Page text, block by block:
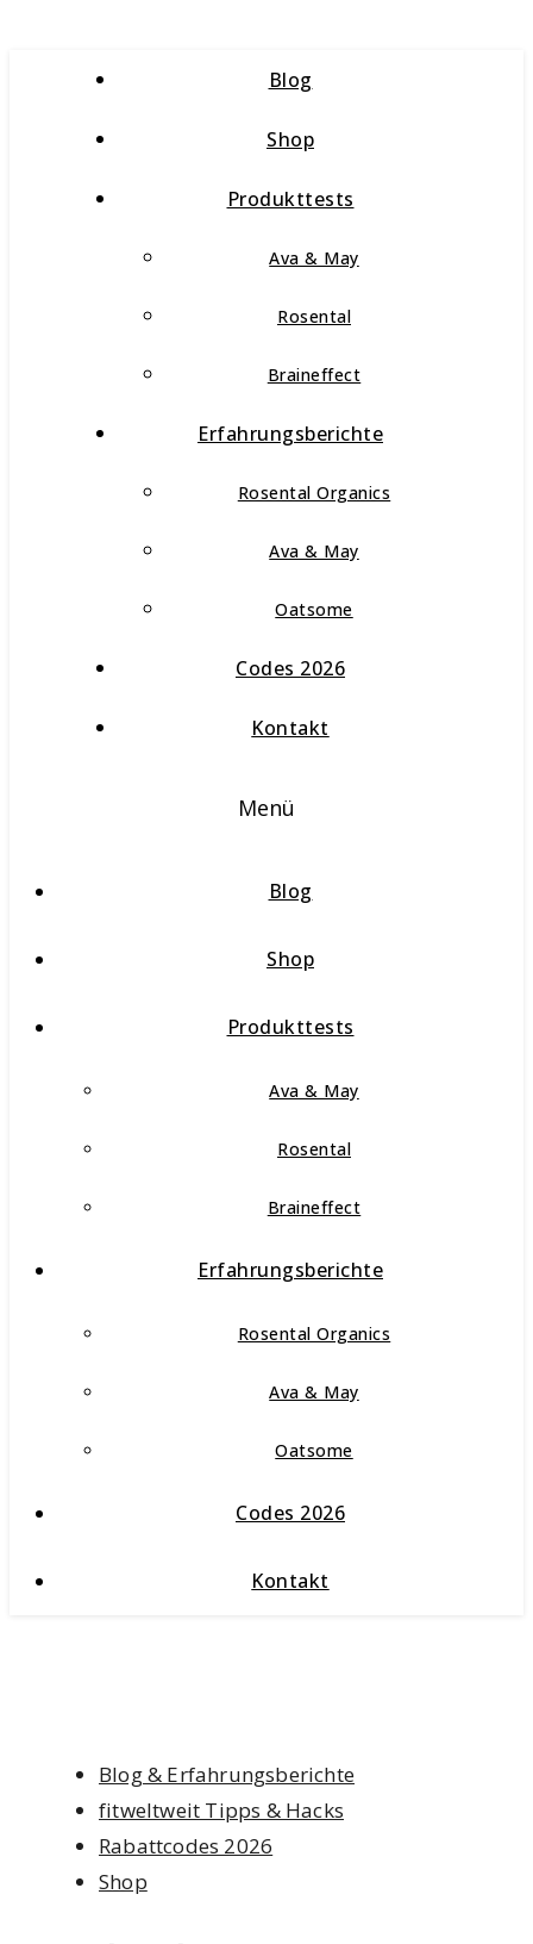
Blog
Shop
Produkttests
Ava & May
Rosental
Braineffect
Erfahrungsberichte
Rosental Organics
Ava & May
Oatsome
Codes 2026
Kontakt
Menü
Blog
Shop
Produkttests
Ava & May
Rosental
Braineffect
Erfahrungsberichte
Rosental Organics
Ava & May
Oatsome
Codes 2026
Kontakt
Blog & Erfahrungsberichte
fitweltweit Tipps & Hacks
Rabattcodes 2026
Shop